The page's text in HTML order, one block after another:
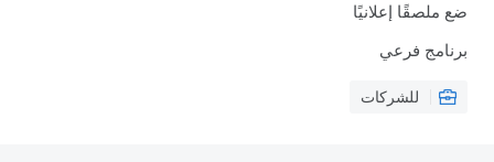
ضع ملصقًا إعلانيًا
برنامج فرعي
للشركات